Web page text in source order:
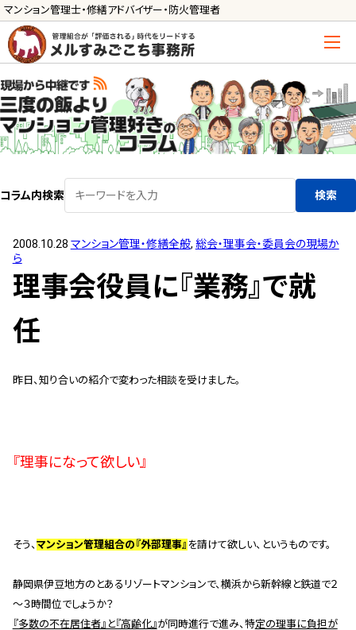
マンション管理士・修繕アドバイザー・防火管理者
コラム内検索 検索
2008.10.28 マンション管理・修繕全般, 総会・理事会・委員会の現場か
ら
理事会役員に『業務』で就
任
昨日、知り合いの紹介で変わった相談を受けました。
『理事になって欲しい』
そう、 マンション管理組合の『外部理事』 を請けて欲しい、というものです。
静岡県伊豆地方のとあるリゾートマンションで、横浜から新幹線と鉄道で２
～３時間位でしょうか？
『多数の不在居住者』と『高齢化』が同時進行で進み、特定の理事に負担が
管理士の活用方法
ご利用の流れ »
サービス一覧
管理組合運営
メルの理事会アドバイザー »
長期修繕カウンセリングサービス »
メルの防火管理者
無料よろづ相談